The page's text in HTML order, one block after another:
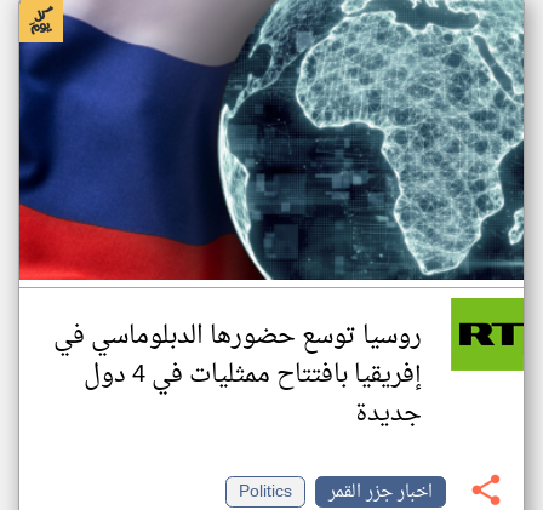
روسيا توسع حضورها الدبلوماسي في
إفريقيا بافتتاح ممثليات في 4 دول
جديدة
اخبار جزر القمر
Politics